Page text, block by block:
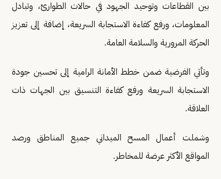
بين القطاعات وتوحيد الجهود في حالات الطوارئ، وتبادل
المعلومات، ورفع كفاءة الاستجابة السريعة، إضافة إلى تعزيز
الحركة المرورية والسلامة العامة.
وتأتي الفرضية ضمن خطط الأمانة الرامية إلى تحسين جودة
الاستجابة السريعة ورفع كفاءة التنسيق بين الجهات ذات
العلاقة.
وشملت أعمال المسح الميداني جميع المناطق ورصد
المواقع الأكثر عرضة للمخاطر.